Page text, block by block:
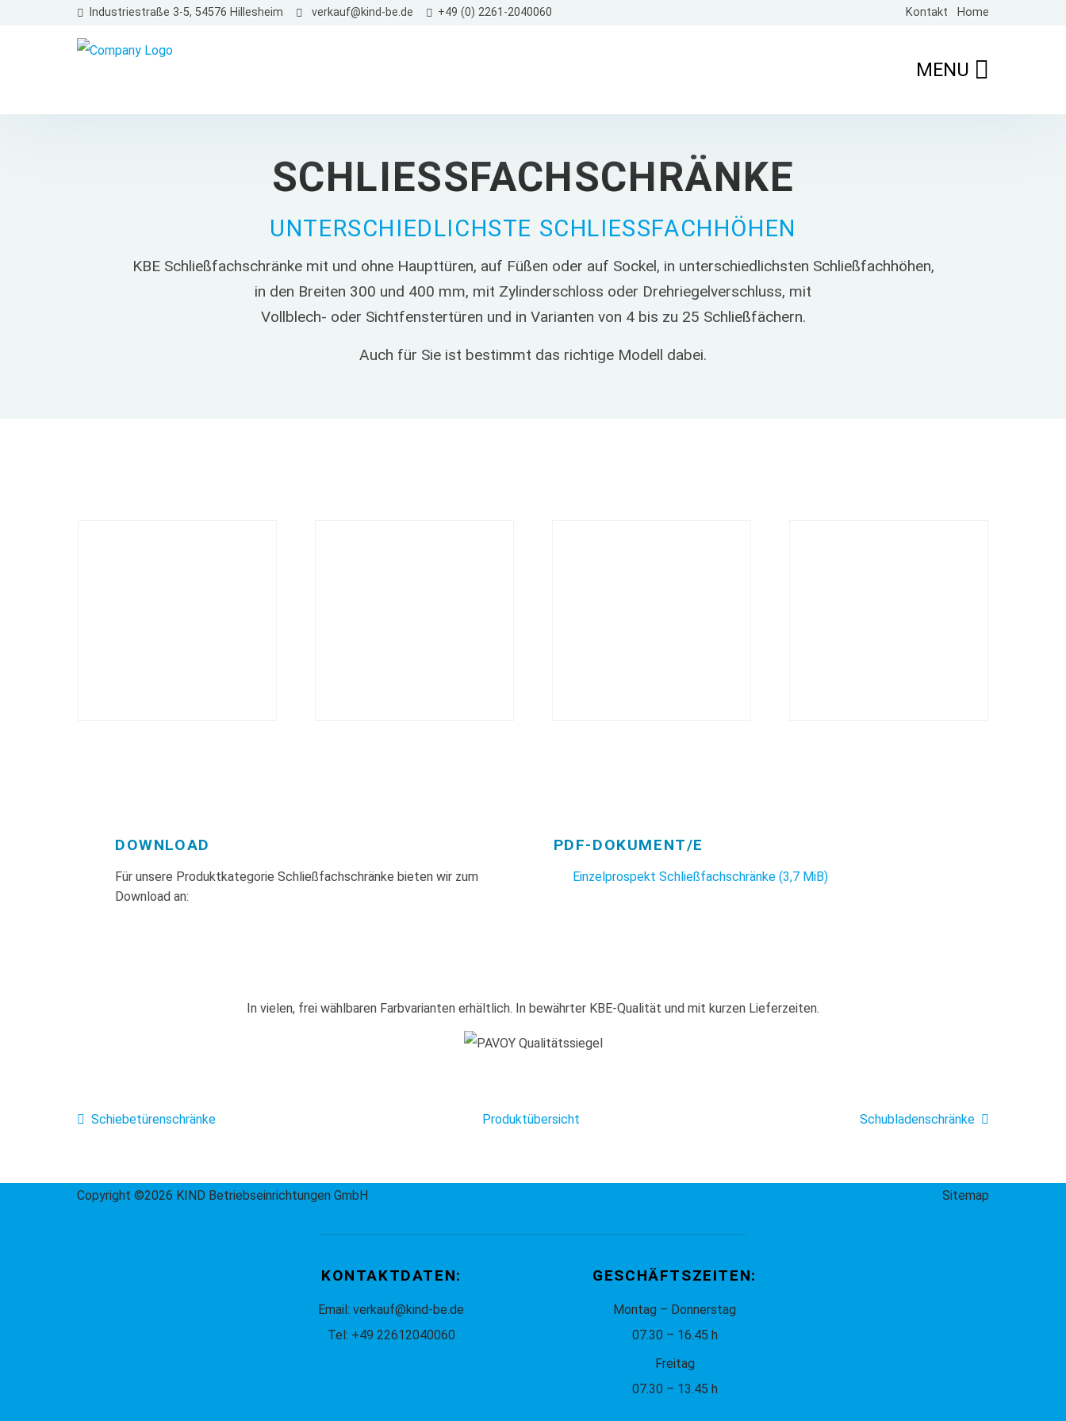
Industriestraße 3-5, 54576 Hillesheim verkauf@kind-be.de +49 (0) 2261-2040060 Kontakt Home
MENU
SCHLIESSFACHSCHRÄNKE
UNTERSCHIEDLICHSTE SCHLIESSFACHHÖHEN
KBE Schließfachschränke mit und ohne Haupttüren, auf Füßen oder auf Sockel, in unterschiedlichsten Schließfachhöhen,
in den Breiten 300 und 400 mm, mit Zylinderschloss oder Drehriegelverschluss, mit
Vollblech- oder Sichtfenstertüren und in Varianten von 4 bis zu 25 Schließfächern.
Auch für Sie ist bestimmt das richtige Modell dabei.
DOWNLOAD
Für unsere Produktkategorie Schließfachschränke bieten wir zum
Download an:
PDF-DOKUMENT/E
Einzelprospekt Schließfachschränke (3,7 MiB)
In vielen, frei wählbaren Farbvarianten erhältlich. In bewährter KBE-Qualität und mit kurzen Lieferzeiten.
Schiebetürenschränke Schubladenschränke
Copyright ©2026 KIND Betriebseinrichtungen GmbH Sitemap
KONTAKTDATEN:
Email:verkauf@kind-be.de
Tel: +49 22612040060
GESCHÄFTSZEITEN:
Montag – Donnerstag
07.30 – 16.45 h
Freitag
07.30 – 13.45 h